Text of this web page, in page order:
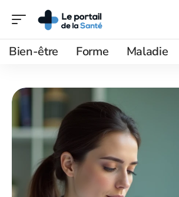
Bien-être Forme Maladie